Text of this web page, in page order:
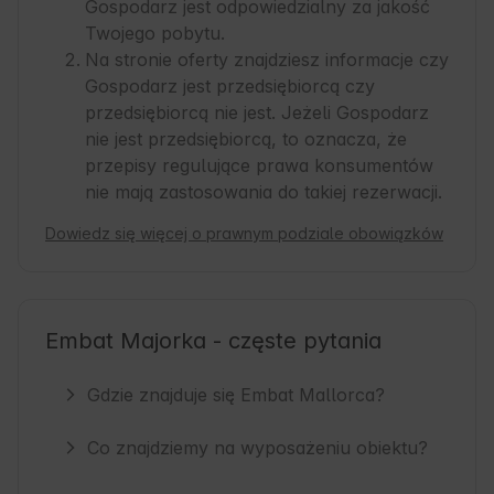
Gospodarz jest odpowiedzialny za jakość
Twojego pobytu.
Na stronie oferty znajdziesz informacje czy
Gospodarz jest przedsiębiorcą czy
przedsiębiorcą nie jest. Jeżeli Gospodarz
nie jest przedsiębiorcą, to oznacza, że
przepisy regulujące prawa konsumentów
nie mają zastosowania do takiej rezerwacji.
Dowiedz się więcej o prawnym podziale obowiązków
Embat Majorka - częste pytania
Gdzie znajduje się Embat Mallorca?
Co znajdziemy na wyposażeniu obiektu?